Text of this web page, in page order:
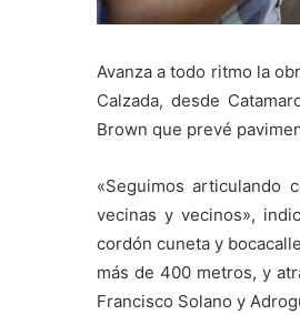
Avanza a todo ritmo la
Calzada, desde
Brown que prevé
«Seguimos articulando
vecinas y vecinos»,
cordón cuneta y
más de 400 metros, y
Francisco Solano y